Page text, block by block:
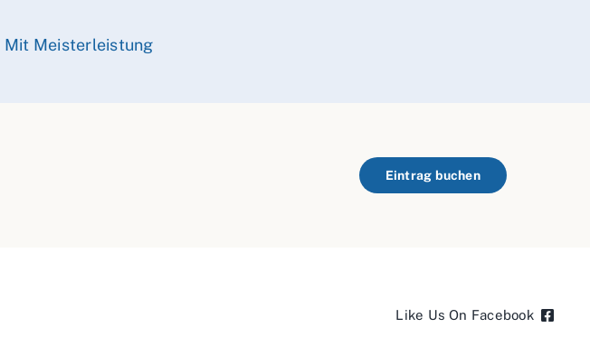
Mit Meisterleistung
Eintrag buchen
Like Us On Facebook